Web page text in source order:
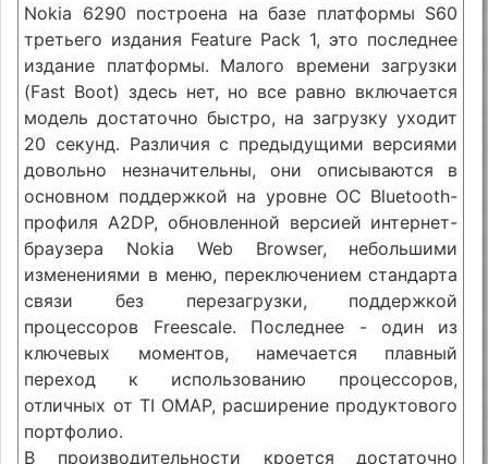
Nokia 6290 построена на базе платформы S60
третьего издания Feature Pack 1, это последнее
издание платформы. Малого времени загрузки
(Fast Boot) здесь нет, но все равно включается
модель достаточно быстро, на загрузку уходит
20 секунд. Различия с предыдущими версиями
довольно незначительны, они описываются в
основном поддержкой на уровне ОС Bluetooth-
профиля A2DP, обновленной версией интернет-
браузера Nokia Web Browser, небольшими
изменениями в меню, переключением стандарта
связи без перезагрузки, поддержкой
процессоров Freescale. Последнее - один из
ключевых моментов, намечается плавный
переход к использованию процессоров,
отличных от TI OMAP, расширение продуктового
портфолио.
В производительности кроется достаточно